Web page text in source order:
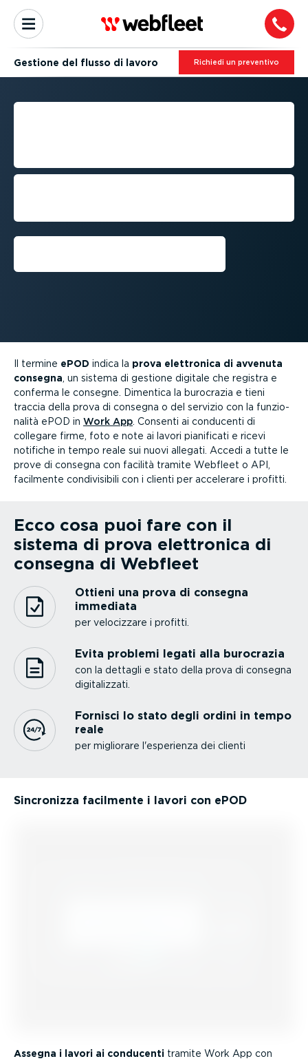
Gestione del flusso di lavoro Richiedi un preventivo
PROVA ELETTRONICA DI
Acquisisci, condividi e archivia istan­ta­
Il termine ePOD indica la prova elettronica di avvenuta
consegna , un sistema di gestione digitale che registra e
conferma le consegne. Dimentica la burocrazia e tieni
traccia della prova di consegna o del servizio con la funzio­
nalità ePOD in Work App . Consenti ai conducenti di
collegare firme, foto e note ai lavori pianificati e ricevi
notifiche in tempo reale sui nuovi allegati. Accedi a tutte le
prove di consegna con facilità tramite Webfleet o API,
facilmente condi­vi­sibili con i clienti per accelerare i profitti.
Ecco cosa puoi fare con il
sistema di prova elettronica di
consegna di Webfleet
Ottieni una prova di consegna
immediata
per velocizzare i profitti.
Evita problemi legati alla burocrazia
con la dettagli e stato della prova di consegna
digita­lizzati.
Fornisci lo stato degli ordini in tempo
reale
per migliorare l'esperienza dei clienti
Sincronizza facilmente i lavori con ePOD
Assegna i lavori ai conducenti tramite Work App con